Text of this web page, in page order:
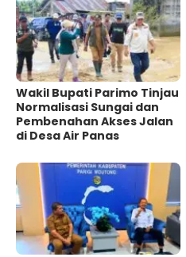
Wakil Bupati Parimo Tinjau
Normalisasi Sungai dan
Pembenahan Akses Jalan
di Desa Air Panas